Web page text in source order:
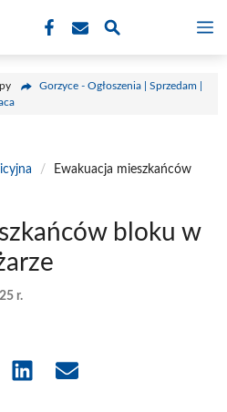
Gorzyce - Ogłoszenia | Sprzedam |
/
Ewakuacja mieszkańców
bloku w
r.
Share Share